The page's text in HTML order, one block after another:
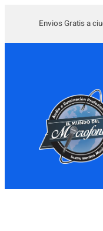
Envios Gratis a